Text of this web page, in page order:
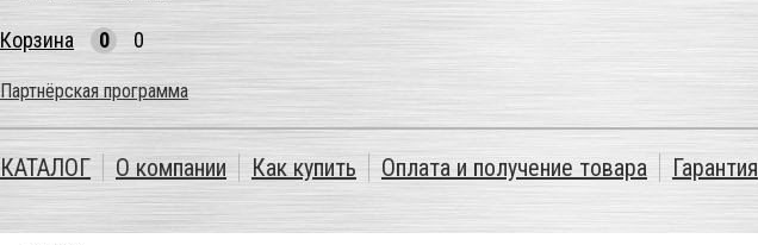
Корзина 0 0
Партнёрская программа
КАТАЛОГ О компании Как купить Оплата и получение товара Гарантия